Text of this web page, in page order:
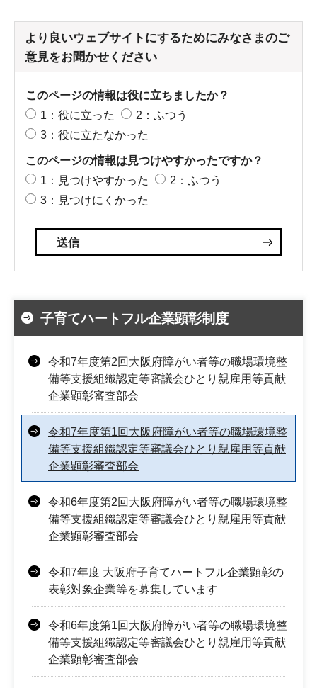
より良いウェブサイトにするためにみなさまのご
意見をお聞かせください
このページの情報は役に立ちましたか？
1：役に立った
2：ふつう
3：役に立たなかった
このページの情報は見つけやすかったですか？
1：見つけやすかった
2：ふつう
3：見つけにくかった
子育てハートフル企業顕彰制度
令和7年度第2回大阪府障がい者等の職場環境整
備等支援組織認定等審議会ひとり親雇用等貢献
企業顕彰審査部会
令和7年度第1回大阪府障がい者等の職場環境整
備等支援組織認定等審議会ひとり親雇用等貢献
企業顕彰審査部会
令和6年度第2回大阪府障がい者等の職場環境整
備等支援組織認定等審議会ひとり親雇用等貢献
企業顕彰審査部会
令和7年度 大阪府子育てハートフル企業顕彰の
表彰対象企業等を募集しています
令和6年度第1回大阪府障がい者等の職場環境整
備等支援組織認定等審議会ひとり親雇用等貢献
企業顕彰審査部会